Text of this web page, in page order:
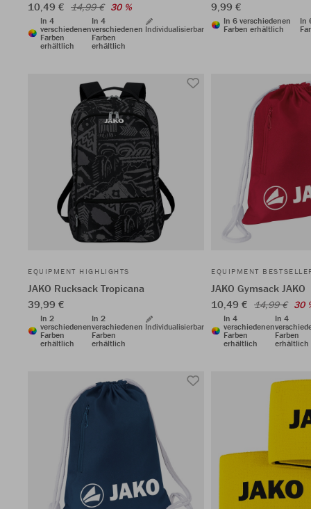
10,49 € 14,99 € 30 %
In 4
verschiedenen
Farben
erhältlich
In 4
verschiedenen
Farben
erhältlich
Individualisierbar
9,99 €
In 6 verschiedenen
Farben erhältlich
In
EQUIPMENT HIGHLIGHTS
JAKO Rucksack Tropicana
39,99 €
In 2
verschiedenen
Farben
erhältlich
In 2
verschiedenen
Farben
erhältlich
Individualisierbar
EQUIPMENT
JAKO Gymsack JAKO
10,49 € 14,99 € 30
In 4
verschiedenen
Farben
erhältlich
In 4
Farben
erhältlich